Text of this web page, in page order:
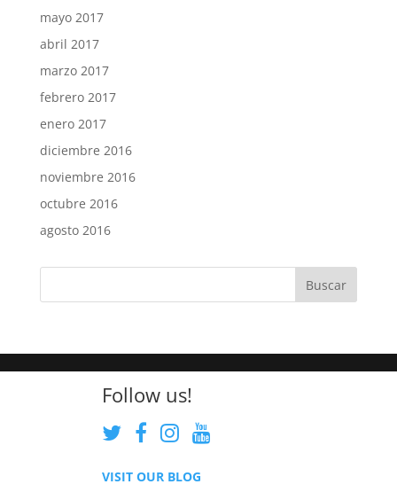
mayo 2017
abril 2017
marzo 2017
febrero 2017
enero 2017
diciembre 2016
noviembre 2016
octubre 2016
agosto 2016
Follow us!
VISIT OUR BLOG